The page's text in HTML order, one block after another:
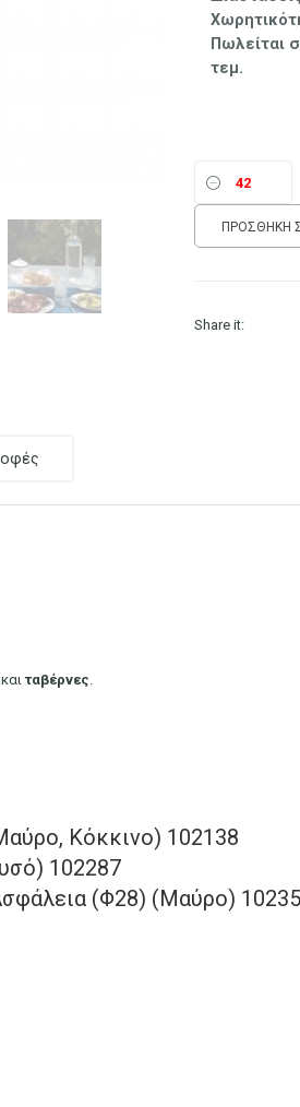
Πωλείται
τεμ.
ΠΡΟΣΘΉΚΗ
Share it:
και ταβέρνες.
Κόκκινο) 102138
102287
(Φ28) (Μαύρο)